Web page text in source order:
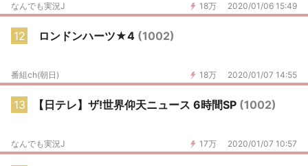
18万 2020/01/06 15:49
なんでも実況J
12 ロンドンハーツ★4 (1002)
18万 2020/01/07 14:55
番組ch(朝日)
13 【日テレ】ザ!世界仰天ニュース 6時間SP (1002)
17万 2020/01/07 10:57
なんでも実況J